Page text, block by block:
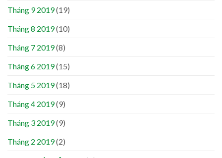
Tháng 9 2019(19)
Tháng 8 2019(10)
Tháng 7 2019(8)
Tháng 6 2019(15)
Tháng 5 2019(18)
Tháng 4 2019(9)
Tháng 3 2019(9)
Tháng 2 2019(2)